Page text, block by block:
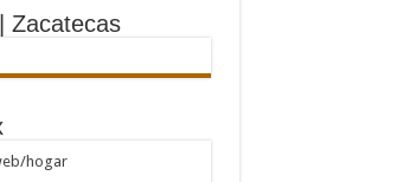
Zacatecas
hogar